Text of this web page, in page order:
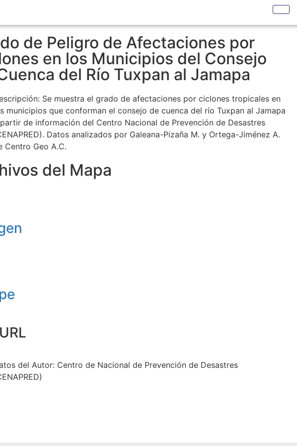
de Peligro de Afectaciones por
en los Municipios del Consejo
del Río Tuxpan al Jamapa
Se muestra el grado de afectaciones por ciclones tropicales en
municipios que conforman el consejo de cuenca del río Tuxpan al Jamapa
de información del Centro Nacional de Prevención de Desastres
Datos analizados por Galeana-Pizaña M. y Ortega-Jiménez A.
Centro Geo A.C.
del Mapa
del Autor: Centro de Nacional de Prevención de Desastres